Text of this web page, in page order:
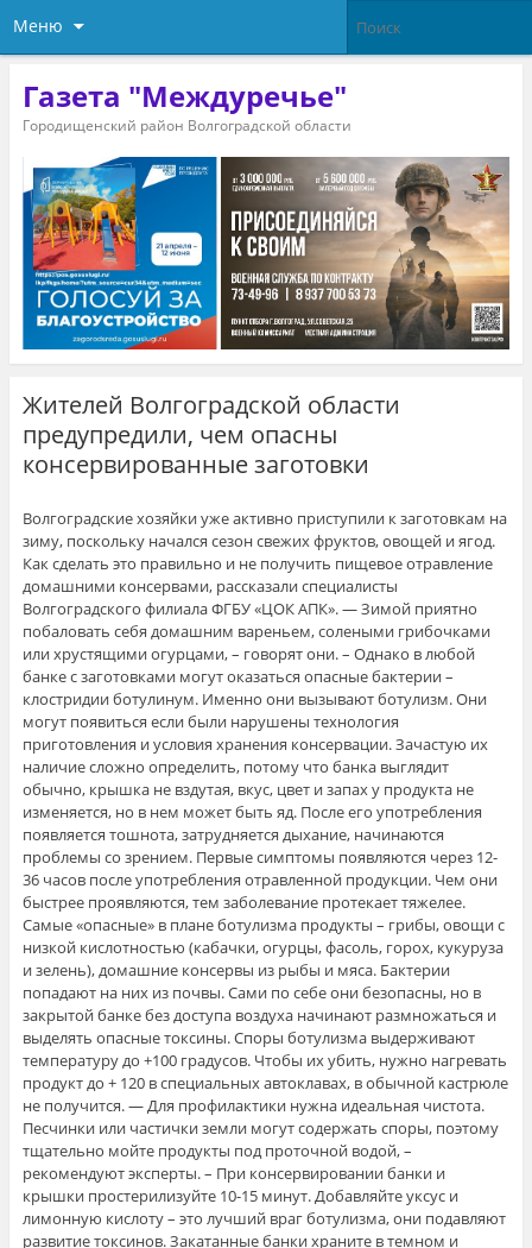
Меню
Газета "Междуречье"
Городищенский район Волгоградской области
Жителей Волгоградской области
предупредили, чем опасны
консервированные заготовки
Волгоградские хозяйки уже активно приступили к заготовкам на
зиму, поскольку начался сезон свежих фруктов, овощей и ягод.
Как сделать это правильно и не получить пищевое отравление
домашними консервами, рассказали специалисты
Волгоградского филиала ФГБУ «ЦОК АПК». — Зимой приятно
побаловать себя домашним вареньем, солеными грибочками
или хрустящими огурцами, – говорят они. – Однако в любой
банке с заготовками могут оказаться опасные бактерии –
клостридии ботулинум. Именно они вызывают ботулизм. Они
могут появиться если были нарушены технология
приготовления и условия хранения консервации. Зачастую их
наличие сложно определить, потому что банка выглядит
обычно, крышка не вздутая, вкус, цвет и запах у продукта не
изменяется, но в нем может быть яд. После его употребления
появляется тошнота, затрудняется дыхание, начинаются
проблемы со зрением. Первые симптомы появляются через 12-
36 часов после употребления отравленной продукции. Чем они
быстрее проявляются, тем заболевание протекает тяжелее.
Самые «опасные» в плане ботулизма продукты – грибы, овощи с
низкой кислотностью (кабачки, огурцы, фасоль, горох, кукуруза
и зелень), домашние консервы из рыбы и мяса. Бактерии
попадают на них из почвы. Сами по себе они безопасны, но в
закрытой банке без доступа воздуха начинают размножаться и
выделять опасные токсины. Споры ботулизма выдерживают
температуру до +100 градусов. Чтобы их убить, нужно нагревать
продукт до + 120 в специальных автоклавах, в обычной кастрюле
не получится. — Для профилактики нужна идеальная чистота.
Песчинки или частички земли могут содержать споры, поэтому
тщательно мойте продукты под проточной водой, –
рекомендуют эксперты. – При консервировании банки и
крышки простерилизуйте 10-15 минут. Добавляйте уксус и
лимонную кислоту – это лучший враг ботулизма, они подавляют
развитие токсинов. Закатанные банки храните в темном и